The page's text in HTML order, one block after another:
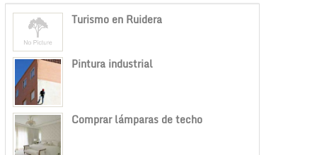
Turismo en Ruidera
Pintura industrial
Comprar lámparas de techo